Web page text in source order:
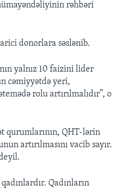
rəhbəri
donorlara səslənib.
yalnız 10 faizini lider
cəmiyyətdə yeri,
rolu artırılmalıdır”, o
qurumlarının, QHT-lərin
artırılmasını vacib sayır.
Qadınların